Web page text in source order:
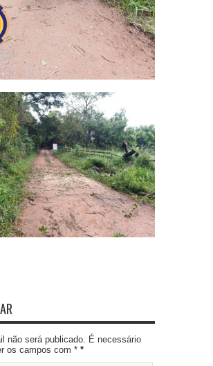
não será publicado. É necessário
os campos com * *